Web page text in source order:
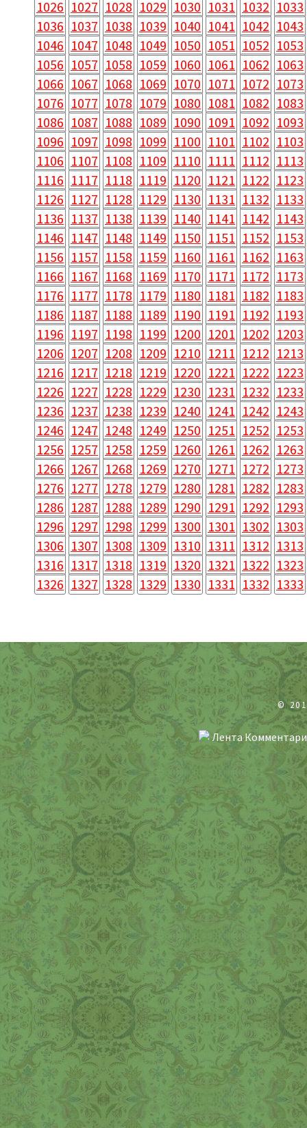
1026 1027 1028 1029 1030 1031 1032 1033
1036 1037 1038 1039 1040 1041 1042 1043
1046 1047 1048 1049 1050 1051 1052 1053
1056 1057 1058 1059 1060 1061 1062 1063
1066 1067 1068 1069 1070 1071 1072 1073
1076 1077 1078 1079 1080 1081 1082 1083
1086 1087 1088 1089 1090 1091 1092 1093
1096 1097 1098 1099 1100 1101 1102 1103
1106 1107 1108 1109 1110 1111 1112 1113
1116 1117 1118 1119 1120 1121 1122 1123
1126 1127 1128 1129 1130 1131 1132 1133
1136 1137 1138 1139 1140 1141 1142 1143
1146 1147 1148 1149 1150 1151 1152 1153
1156 1157 1158 1159 1160 1161 1162 1163
1166 1167 1168 1169 1170 1171 1172 1173
1176 1177 1178 1179 1180 1181 1182 1183
1186 1187 1188 1189 1190 1191 1192 1193
1196 1197 1198 1199 1200 1201 1202 1203
1206 1207 1208 1209 1210 1211 1212 1213
1216 1217 1218 1219 1220 1221 1222 1223
1226 1227 1228 1229 1230 1231 1232 1233
1236 1237 1238 1239 1240 1241 1242 1243
1246 1247 1248 1249 1250 1251 1252 1253
1256 1257 1258 1259 1260 1261 1262 1263
1266 1267 1268 1269 1270 1271 1272 1273
1276 1277 1278 1279 1280 1281 1282 1283
1286 1287 1288 1289 1290 1291 1292 1293
1296 1297 1298 1299 1300 1301 1302 1303
1306 1307 1308 1309 1310 1311 1312 1313
1316 1317 1318 1319 1320 1321 1322 1323
1326 1327 1328 1329 1330 1331 1332 1333
©
Лента